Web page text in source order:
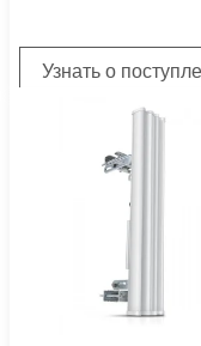
Узнать о